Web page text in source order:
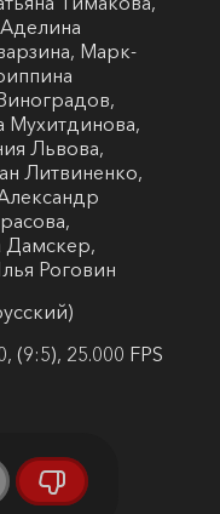
Марк-
Мухитдинова,
Львова,
Литвиненко,
Дамскер,
Роговин
(9:5), 25.000 FPS